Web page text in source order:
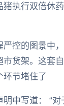
猪执行双倍休
严控的图景中
市货架。这套
环节堵住了
明中写道： “